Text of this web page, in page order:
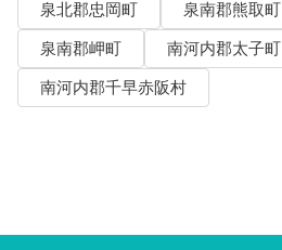
泉北郡忠岡町
泉南郡熊取町
泉南郡岬町
南河内郡太子町
南河内郡千早赤阪村